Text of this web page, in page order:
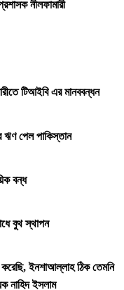
নীলফামারী
টিআইবি এর মানববন্ধন
পেল পাকিস্তান
বন্ধ
বুথ স্থাপন
ইনশাআল্লাহ ঠিক তেমনি
নাহিদ ইসলাম